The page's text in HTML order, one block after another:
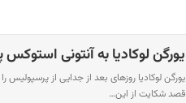
یورگن لوکادیا به آنتونی
یورگن لوکادیا روزهای بعد از جدایی از
قصد شکایت از این…